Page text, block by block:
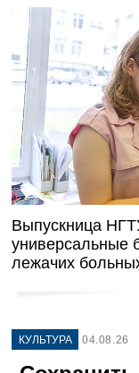
Выпускница
универсальные
лежачих
КУЛЬТУРА 04.08.26